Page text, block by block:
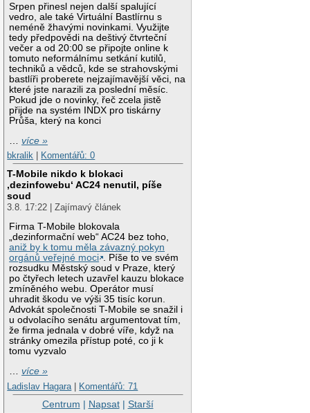
Srpen přinesl nejen další spalující
vedro, ale také Virtuální Bastlírnu s
neméně žhavými novinkami. Využijte
tedy předpovědi na deštivý čtvrteční
večer a od 20:00 se připojte online k
tomuto neformálnímu setkání kutilů,
techniků a vědců, kde se strahovskými
bastlíři proberete nejzajímavější věci, na
které jste narazili za poslední měsíc.
Pokud jde o novinky, řeč zcela jistě
přijde na systém INDX pro tiskárny
Průša, který na konci
…více »
bkralik
Komentářů: 0
T-Mobile nikdo k blokaci
‚dezinfowebu‘ AC24 nenutil, píše
soud
3.8. 17:22 | Zajímavý článek
Firma T-Mobile blokovala
„dezinformační web“ AC24 bez toho,
aniž by k tomu měla závazný pokyn
orgánů veřejné moci . Píše to ve svém
rozsudku Městský soud v Praze, který
po čtyřech letech uzavřel kauzu blokace
zmíněného webu. Operátor musí
uhradit škodu ve výši 35 tisíc korun.
Advokát společnosti T-Mobile se snažil i
u odvolacího senátu argumentovat tím,
že firma jednala v dobré víře, když na
stránky omezila přístup poté, co ji k
tomu vyzvalo
…více »
Ladislav Hagara | Komentářů: 71
Centrum | Napsat| Starší